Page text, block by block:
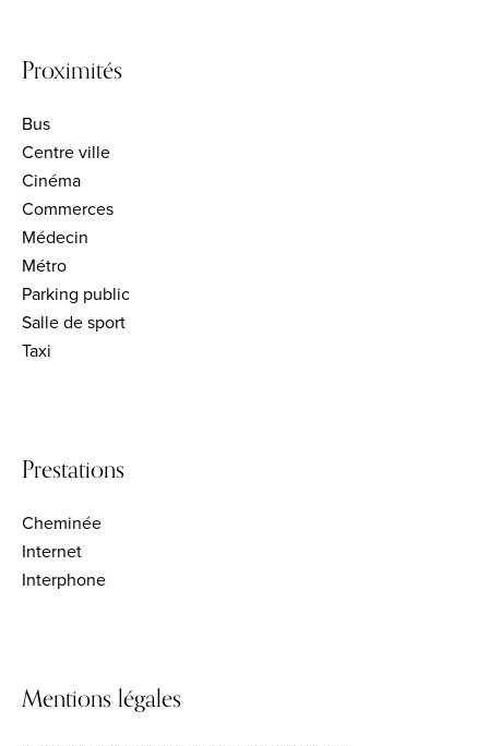
Proximités
Bus
Centre ville
Cinéma
Commerces
Médecin
Métro
Parking public
Salle de sport
Taxi
Prestations
Cheminée
Internet
Interphone
Mentions légales